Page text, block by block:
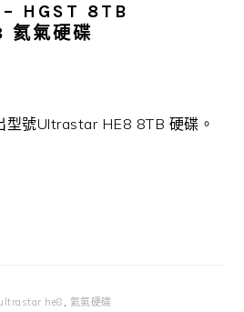
– HGST 8TB
氣硬碟
號Ultrastar HE8 8TB 硬碟。
he8 , 氦氣硬碟